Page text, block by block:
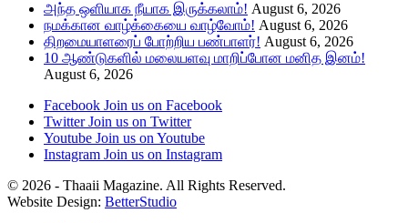
அந்த ஒளியாக நீயாக இருக்கலாம்! August 6, 2026
நமக்கான வாழ்க்கையை வாழ்வோம்! August 6, 2026
திறமையாளரைப் போற்றிய பண்பாளர்! August 6, 2026
10 ஆண்டுகளில் மலையளவு மாறிப்போன மனித இனம்!
August 6, 2026
Facebook Join us on Facebook
Twitter Join us on Twitter
Youtube Join us on Youtube
Instagram Join us on Instagram
© 2026 - Thaaii Magazine. All Rights Reserved.
Website Design: BetterStudio